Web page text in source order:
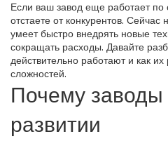
Если ваш завод еще работает
отстаете от конкурентов.
умеет быстро внедрять новые
сокращать расходы. Давайте
действительно работают и как
сложностей.
Почему
развитии